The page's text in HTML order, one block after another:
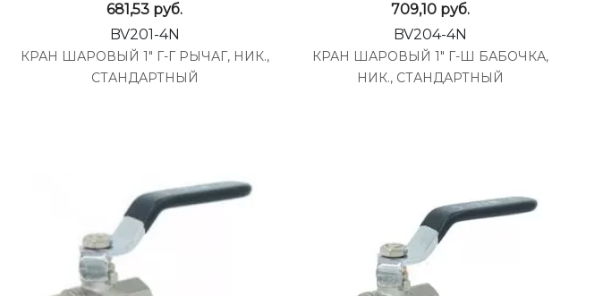
681,53 руб.
BV201-4N
КРАН ШАРОВЫЙ 1" Г-Г РЫЧАГ, НИК.,
СТАНДАРТНЫЙ
709,10 руб.
BV204-4N
КРАН ШАРОВЫЙ 1" Г-Ш БАБОЧКА,
НИК., СТАНДАРТНЫЙ